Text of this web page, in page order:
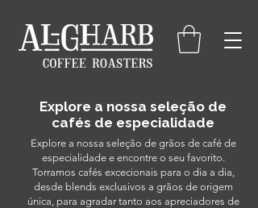
Explore a nossa seleção de
cafés de especialidade
Explore a nossa seleção de grãos de café de
especialidade e encontre o seu favorito.
Torramos cafés excecionais para o dia a dia,
desde blends exclusivos a grãos de origem
única, para agradar tanto aos apreciadores de